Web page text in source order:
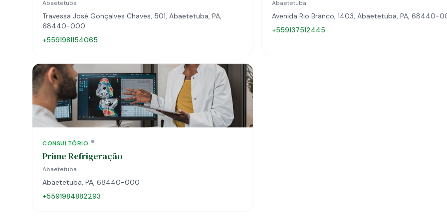
Abaetetuba
Travessa José Gonçalves Chaves, 501, Abaetetuba, PA,
68440-000
+5591981154065
Abaetetuba
Avenida Rio Branco, 1403, Abaetetuba, PA, 68440-
+559137512445
CONSULTÓRIO
Prime Refrigeração
Abaetetuba
Abaetetuba, PA, 68440-000
+5591984882293